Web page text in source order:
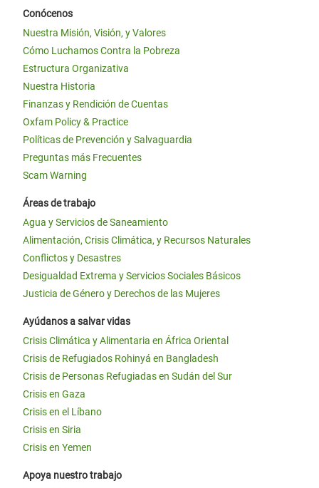
Conócenos
Nuestra Misión, Visión, y Valores
Cómo Luchamos Contra la Pobreza
Estructura Organizativa
Nuestra Historia
Finanzas y Rendición de Cuentas
Oxfam Policy & Practice
Políticas de Prevención y Salvaguardia
Preguntas más Frecuentes
Scam Warning
Áreas de trabajo
Agua y Servicios de Saneamiento
Alimentación, Crisis Climática, y Recursos Naturales
Conflictos y Desastres
Desigualdad Extrema y Servicios Sociales Básicos
Justicia de Género y Derechos de las Mujeres
Ayúdanos a salvar vidas
Crisis Climática y Alimentaria en África Oriental
Crisis de Refugiados Rohinyá en Bangladesh
Crisis de Personas Refugiadas en Sudán del Sur
Crisis en Gaza
Crisis en el Líbano
Crisis en Siria
Crisis en Yemen
Apoya nuestro trabajo